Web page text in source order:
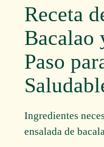
Receta
Bacalao
Paso
Ingredientes
ensalada de